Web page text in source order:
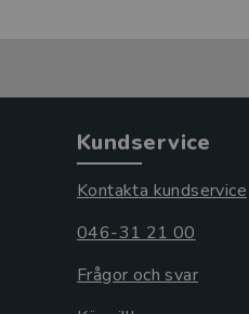
Kundservice
Kontakta kundservice
046-31 21 00
Frågor och svar